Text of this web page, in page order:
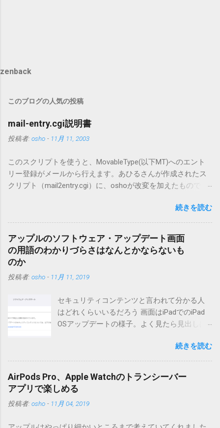
zenback
このブログの人気の投稿
mail-entry.cgi説明書
投稿者: osho - 11月 11, 2003
このスクリプトを使うと、MovableType(以下MT)へのエント
リー登録がメールから行えます。あひるさんが作成されたス
クリプト（mail2entry.cgi）に、oshoが改変を加えたもので
ーも出来ます。 バージョン0.5.3以降の動作確認はMT3.11で行
っています。0.5.2まではMT2.661で確認していました。0.5.3以
降もたぶん動くと思います。 現在のバージョンは0.5.3です。
（2004/12/4リリース）※0.6.3を公開しています。まだ心配な
点が多いため、こちらにはリンクしていません。安定を求め
る方は0.5.3を、新版の機能が必要な方は0.6.3をご利用くださ
い。 こちら からどうぞ。 0.3.6までのバージョンに、エント
版へのアップデートを強くお勧めしてます。 mail-entry.zipを
ダウンロードするにはここをクリックしてください。
（Windowsから解凍したフォルダを見ると「_MACOSX」とい
りませんので無視してください。MacOS XでZIP圧縮している
ため、Mac独自のファイル情報が含まれてしまうようで
す。） Ver.0.3.0以降用の差分ファイルはこちら 。ZIP圧縮して
まとめてあります。いまのバージョン番号と同じバージョン
合は一つずつ順に適用していく必要があります。0.5.0以降
続きを読む
アップルのソフトウェア・アップデート画面
の用語のわかりづらさはなんとかならないも
のか
投稿者: osho - 11月 11, 2019
セキュリティコンテンツと言われて分かる人
はどれくらいいるだろう 画面はiPadでのiPad
OSアップデートの様子。よく見たら見出しは
の名前としてはいまだにiOSのままとか、そん
な理由じゃないでしょうね。 それは混乱のも
ア・アップデートのセキュリティコンテンツ
については、以下のWebサイトをご覧くださ
い」の部分。 セキュリティコンテンツ…？ こ
続きを読む
AirPods Pro、Apple Watchのトランシーバー
アプリで楽しめる
投稿者: osho - 11月 04, 2019